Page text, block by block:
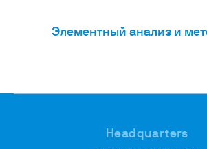
Элементный анализ и
Headquarters